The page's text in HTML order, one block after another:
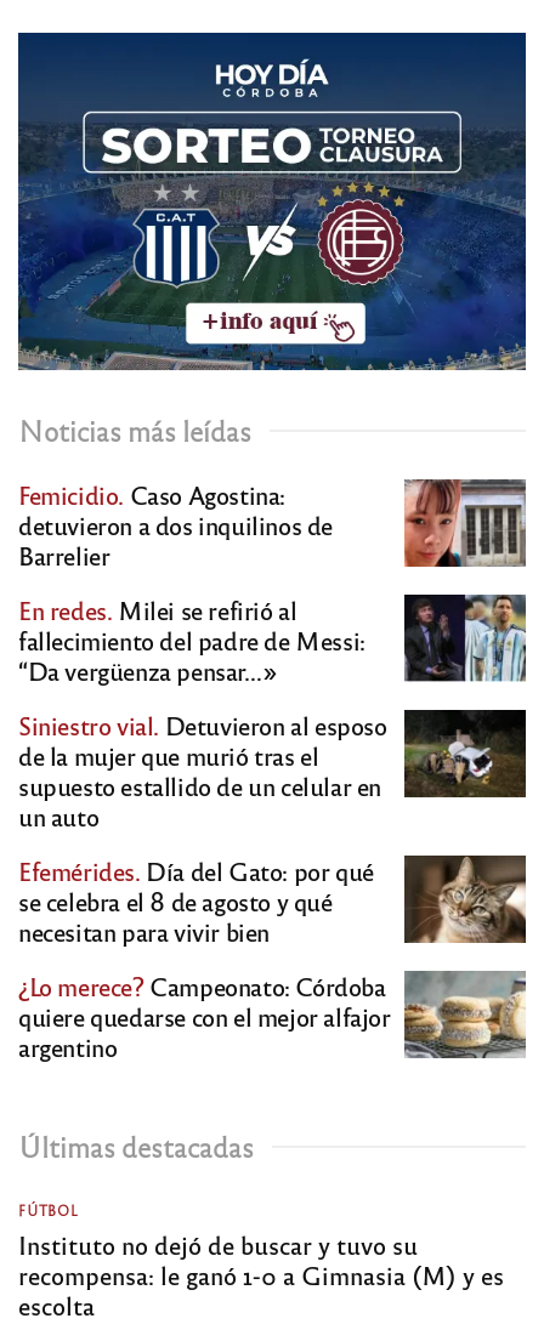
Noticias más leídas
Femicidio. Caso Agostina:
detuvieron a dos inquilinos de
Barrelier
En redes. Milei se refirió al
fallecimiento del padre de Messi:
“Da vergüenza pensar…»
Siniestro vial. Detuvieron al esposo
de la mujer que murió tras el
supuesto estallido de un celular en
un auto
Efemérides. Día del Gato: por qué
se celebra el 8 de agosto y qué
necesitan para vivir bien
¿Lo merece?Campeonato: Córdoba
quiere quedarse con el mejor alfajor
argentino
Últimas destacadas
FÚTBOL
Instituto no dejó de buscar y tuvo su
recompensa: le ganó 1-0 a Gimnasia (M) y es
escolta